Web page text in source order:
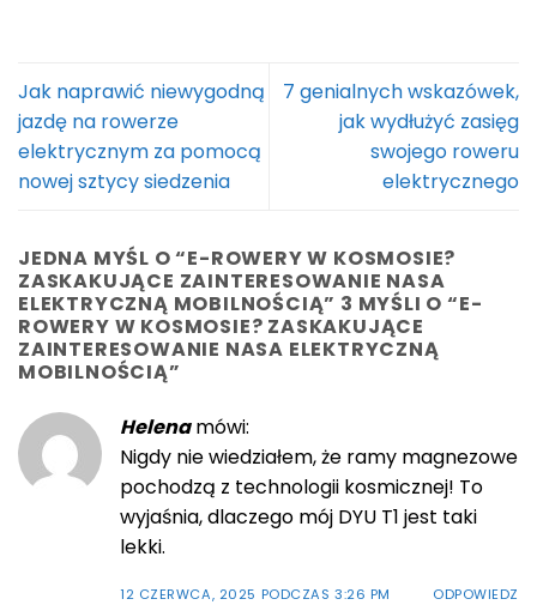
Jak naprawić niewygodną
jazdę na rowerze
elektrycznym za pomocą
nowej sztycy siedzenia
7 genialnych wskazówek,
jak wydłużyć zasięg
swojego roweru
elektrycznego
JEDNA MYŚL O “E-ROWERY W KOSMOSIE?
ZASKAKUJĄCE ZAINTERESOWANIE NASA
ELEKTRYCZNĄ MOBILNOŚCIĄ” 3 MYŚLI O “E-
ROWERY W KOSMOSIE? ZASKAKUJĄCE
ZAINTERESOWANIE NASA ELEKTRYCZNĄ
MOBILNOŚCIĄ”
Helena mówi:
Nigdy nie wiedziałem, że ramy magnezowe
pochodzą z technologii kosmicznej! To
wyjaśnia, dlaczego mój DYU T1 jest taki
lekki.
12 CZERWCA, 2025 PODCZAS 3:26 PM ODPOWIEDZ